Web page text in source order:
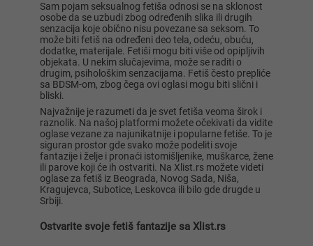
Sam pojam seksualnog fetiša odnosi se na sklonost
osobe da se uzbudi zbog određenih slika ili drugih
senzacija koje obično nisu povezane sa seksom. To
može biti fetiš na određeni deo tela, odeću, obuću,
dodatke, materijale. Fetiši mogu biti više od opipljivih
objekata. U nekim slučajevima, može se raditi o
drugim, psihološkim senzacijama. Fetiš često prepliće
sa BDSM-om, zbog čega ovi oglasi mogu biti slični i
bliski.
Najvažnije je razumeti da je svet fetiša veoma širok i
raznolik. Na našoj platformi možete očekivati da vidite
oglase vezane za najunikatnije i popularne fetiše. To je
siguran prostor gde svako može podeliti svoje
fantazije i želje i pronaći istomišljenike, muškarce, žene
ili parove koji će ih ostvariti. Na Xlist.rs možete videti
oglase za fetiš iz Beograda, Novog Sada, Niša,
Kragujevca, Subotice, Leskovca ili bilo gde drugde u
Srbiji.
Ostvarite svoje fetiš fantazije sa Xlist.rs